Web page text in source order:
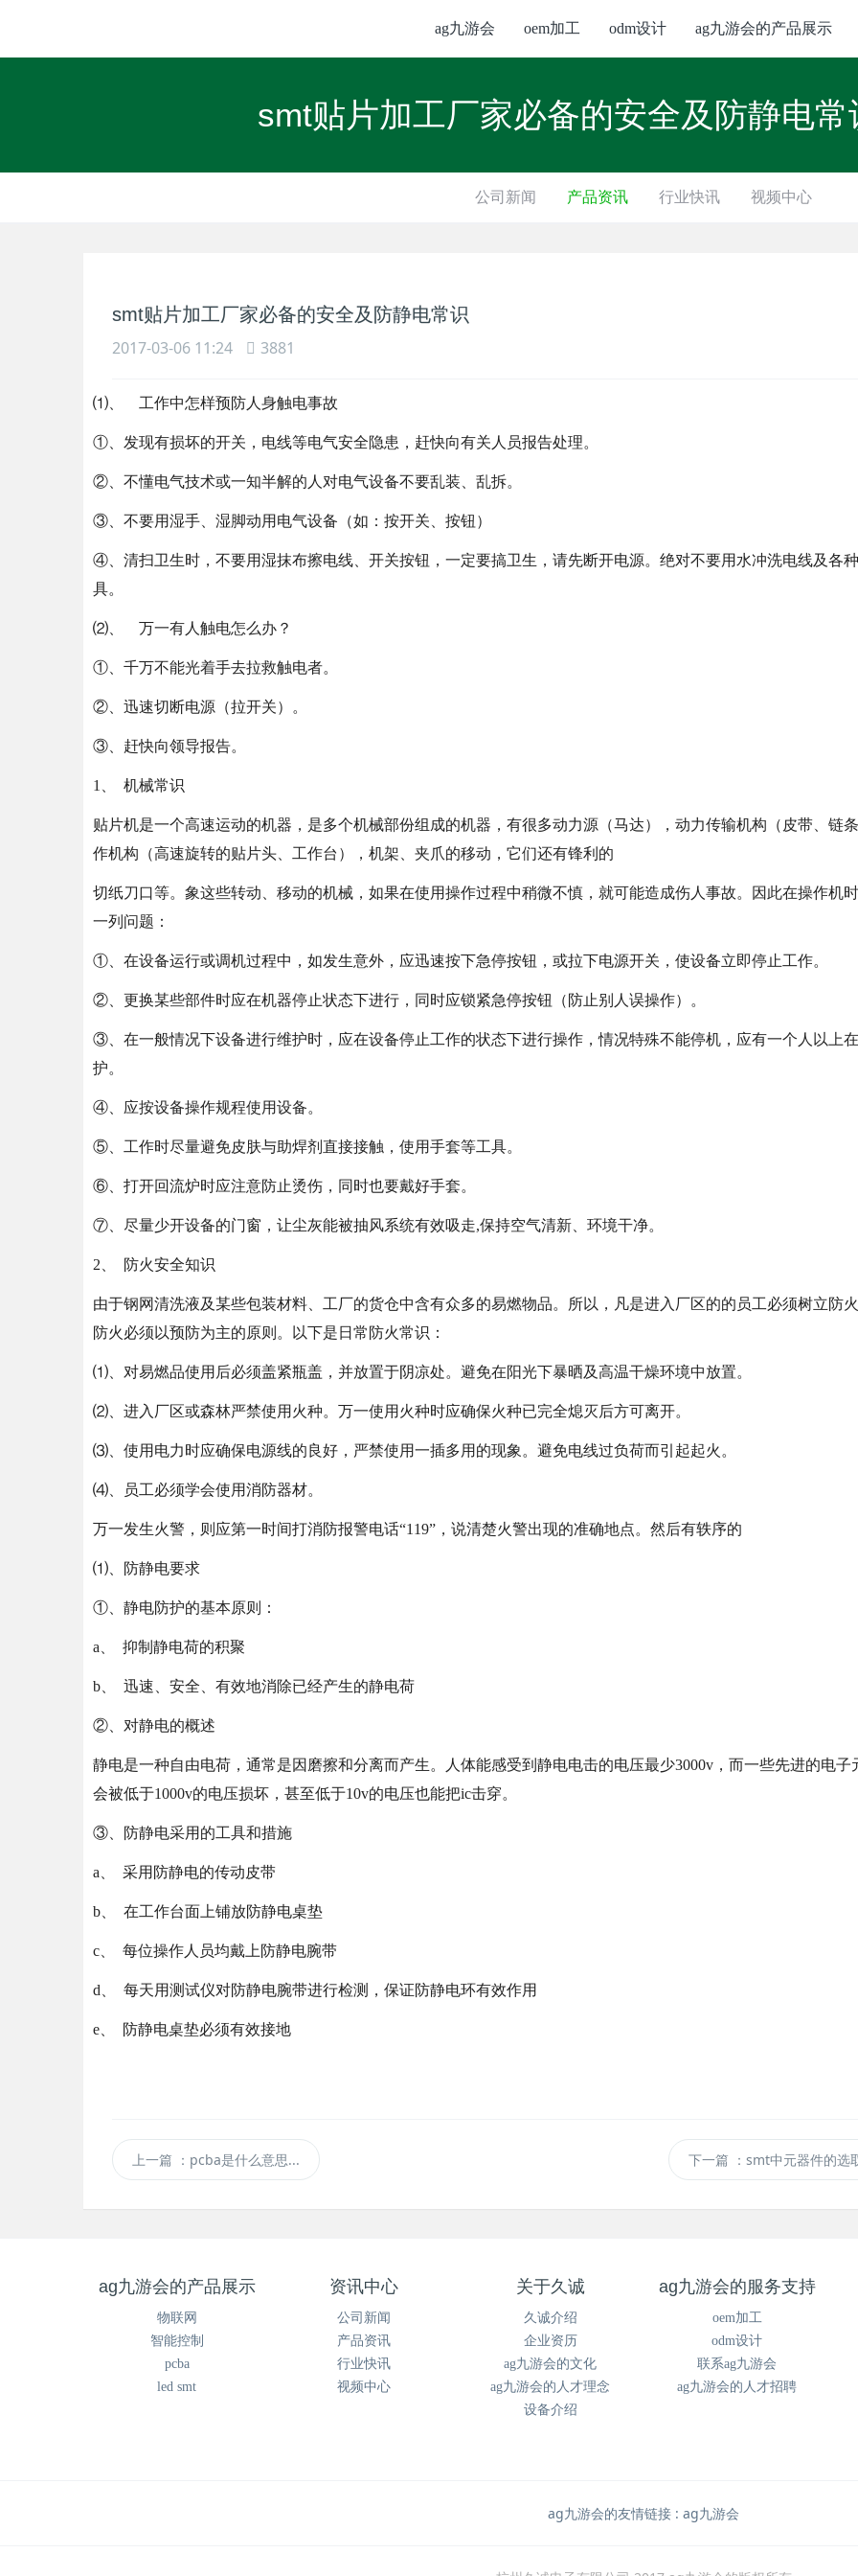
ag九游会 oem加工 odm设计 ag九游会的产品展示
smt贴片加工厂家必备的安全及防静电
公司新闻 产品资讯 行业快讯 视频中心
smt贴片加工厂家必备的安全及防静电常识
2017-03-06 11:24
3881
⑴、 工作中怎样预防人身触电事故
①、发现有损坏的开关，电线等电气安全隐患，赶快向有关人员报告处理。
②、不懂电气技术或一知半解的人对电气设备不要乱装、乱拆。
③、不要用湿手、湿脚动用电气设备（如：按开关、按钮）
④、清扫卫生时，不要用湿抹布擦电线、开关按钮，一定要搞卫生，请先断开电源。绝对不要用水冲洗电线及各
具。
⑵、 万一有人触电怎么办？
①、千万不能光着手去拉救触电者。
②、迅速切断电源（拉开关）。
③、赶快向领导报告。
1、 机械常识
贴片机是一个高速运动的机器，是多个机械部份组成的机器，有很多动力源（马达），动力传输机构（皮带、链
作机构（高速旋转的贴片头、工作台），机架、夹爪的移动，它们还有锋利的
切纸刀口等。象这些转动、移动的机械，如果在使用操作过程中稍微不慎，就可能造成伤人事故。因此在操作机
一列问题：
①、在设备运行或调机过程中，如发生意外，应迅速按下急停按钮，或拉下电源开关，使设备立即停止工作。
②、更换某些部件时应在机器停止状态下进行，同时应锁紧急停按钮（防止别人误操作）。
③、在一般情况下设备进行维护时，应在设备停止工作的状态下进行操作，情况特殊不能停机，应有一个人以上
护。
④、应按设备操作规程使用设备。
⑤、工作时尽量避免皮肤与助焊剂直接接触，使用手套等工具。
⑥、打开回流炉时应注意防止烫伤，同时也要戴好手套。
⑦、尽量少开设备的门窗，让尘灰能被抽风系统有效吸走,保持空气清新、环境干净。
2、 防火安全知识
由于钢网清洗液及某些包装材料、工厂的货仓中含有众多的易燃物品。所以，凡是进入厂区的的员工必须树立防
防火必须以预防为主的原则。以下是日常防火常识：
⑴、对易燃品使用后必须盖紧瓶盖，并放置于阴凉处。避免在阳光下暴晒及高温干燥环境中放置。
⑵、进入厂区或森林严禁使用火种。万一使用火种时应确保火种已完全熄灭后方可离开。
⑶、使用电力时应确保电源线的良好，严禁使用一插多用的现象。避免电线过负荷而引起起火。
⑷、员工必须学会使用消防器材。
万一发生火警，则应第一时间打消防报警电话“119”，说清楚火警出现的准确地点。然后有轶序的
⑴、防静电要求
①、静电防护的基本原则：
a、 抑制静电荷的积聚
b、 迅速、安全、有效地消除已经产生的静电荷
②、对静电的概述
静电是一种自由电荷，通常是因磨擦和分离而产生。人体能感受到静电电击的电压最少3000v，而一些先进的电子
会被低于1000v的电压损坏，甚至低于10v的电压也能把ic击穿。
③、防静电采用的工具和措施
a、 采用防静电的传动皮带
b、 在工作台面上铺放防静电桌垫
c、 每位操作人员均戴上防静电腕带
d、 每天用测试仪对防静电腕带进行检测，保证防静电环有效作用
e、 防静电桌垫必须有效接地
上一篇 ：pcba是什么意思... 下一篇 ：smt中元器件的选
ag九游会的产品展示
物联网
智能控制
pcba
led smt
资讯中心
公司新闻
产品资讯
行业快讯
视频中心
关于久诚
久诚介绍
企业资历
ag九游会的文化
ag九游会的人才理念
设备介绍
ag九游会的服务支持
oem加工
odm设计
联系ag九游会
ag九游会的人才招聘
ag九游会的友情链接 : ag九游会